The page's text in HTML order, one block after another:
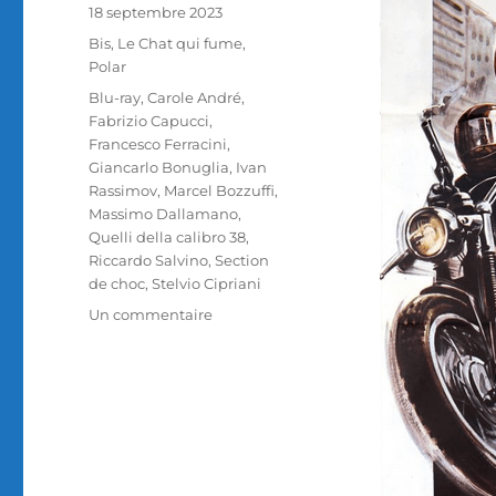
Publié
le
18 septembre 2023
Catégories
Bis, Le Chat qui fume,
Polar
Étiquettes
Blu-ray,Carole André,
Fabrizio Capucci,
Francesco Ferracini,
Giancarlo Bonuglia, Ivan
Rassimov, Marcel Bozzuffi,
Massimo Dallamano,
Quelli della calibro 38,
Riccardo Salvino,Section
de choc,Stelvio Cipriani
Un commentairesur